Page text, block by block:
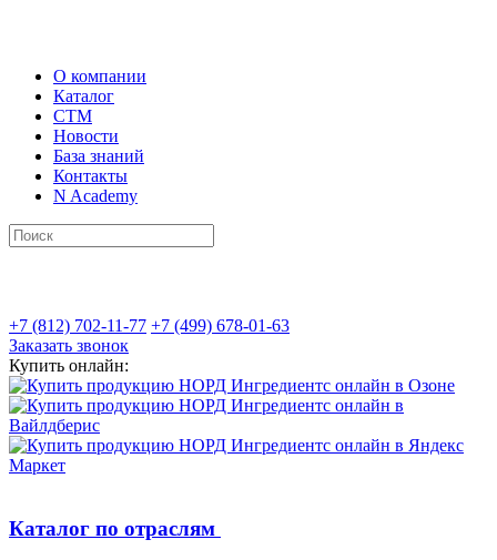
О компании
Каталог
СТМ
Новости
База знаний
Контакты
N Academy
+7 (812) 702-11-77 +7 (499) 678-01-63
Заказать звонок
Купить онлайн:
Каталог по отраслям